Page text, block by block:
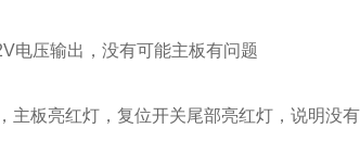
电压输出，没有可能主板有问题
主板亮红灯，复位开关尾部亮红灯，说明没